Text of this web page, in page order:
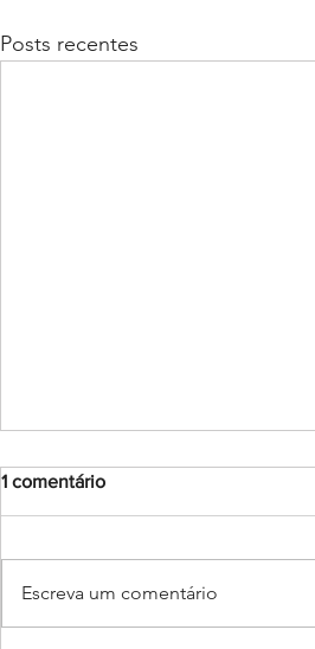
Posts recentes
1 comentário
Escreva um comentário